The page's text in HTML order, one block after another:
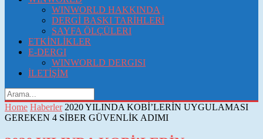
WINWORLD HAKKINDA
DERGİ BASKI TARİHLERİ
SAYFA ÖLÇÜLERI
ETKİNLİKLER
E-DERGI
WINWORLD DERGISI
İLETİŞİM
Home Haberler 2020 YILINDA KOBİ’LERİN UYGULAMASI
GEREKEN 4 SİBER GÜVENLİK ADIMI